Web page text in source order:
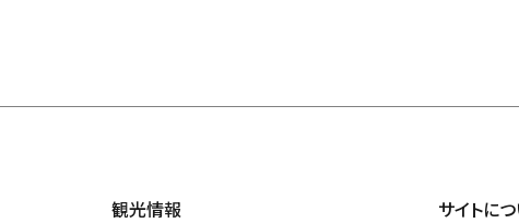
観光情報 サイトに